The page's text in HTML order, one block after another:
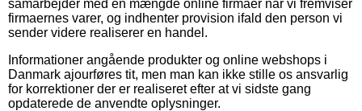
samarbejder med en mængde online firmaer når vi fremviser
firmaernes varer, og indhenter provision ifald den person vi
sender videre realiserer en handel.
Informationer angående produkter og online webshops i
Danmark ajourføres tit, men man kan ikke stille os ansvarlig
for korrektioner der er realiseret efter at vi sidste gang
opdaterede de anvendte oplysninger.